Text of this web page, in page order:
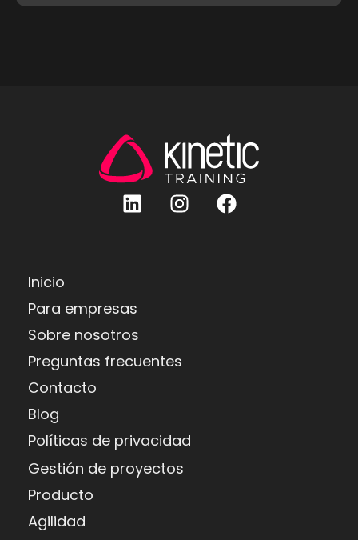
Inicio
Para empresas
Sobre nosotros
Preguntas frecuentes
Contacto
Blog
Políticas de privacidad
Gestión de proyectos
Producto
Agilidad